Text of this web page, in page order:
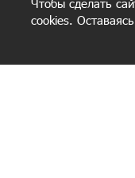
Чтобы сделать
cookies.